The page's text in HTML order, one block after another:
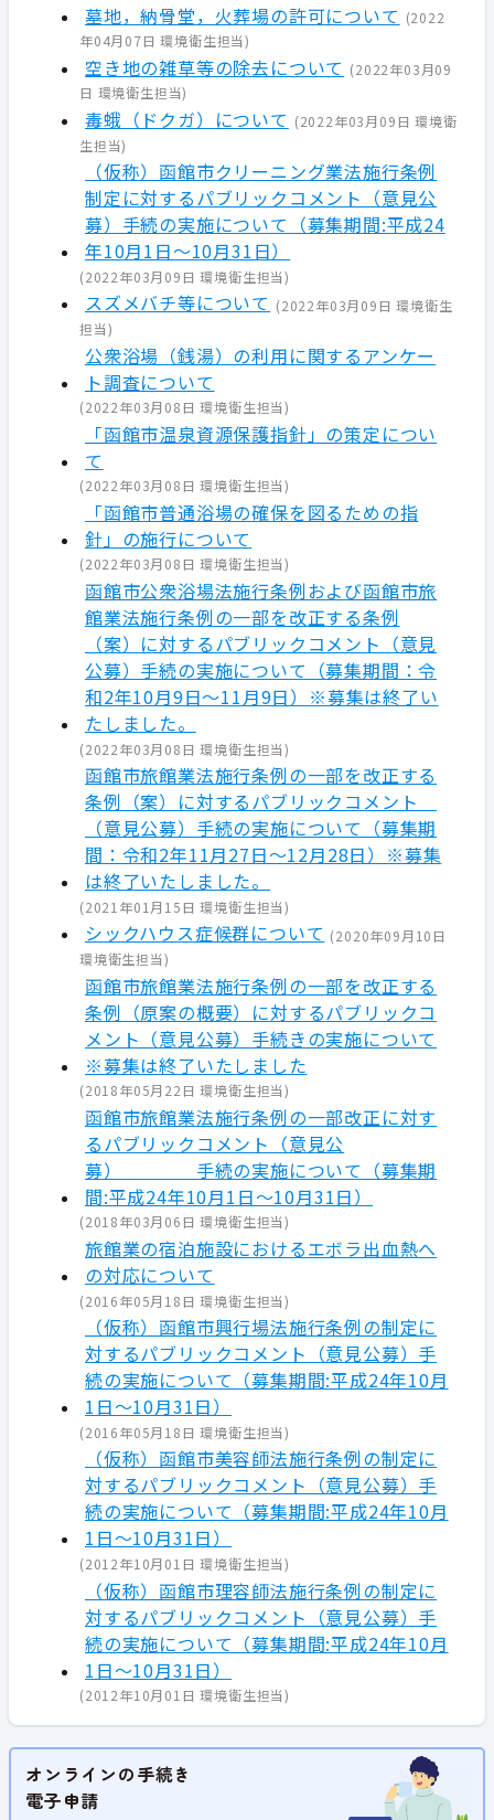
墓地，納骨堂，火葬場の許可について (2022
年04月07日 環境衛生担当)
空き地の雑草等の除去について (2022年03月09
日 環境衛生担当)
毒蛾（ドクガ）について (2022年03月09日 環境衛
生担当)
（仮称）函館市クリーニング業法施行条例
制定に対するパブリックコメント（意見公
募）手続の実施について（募集期間:平成24
年10月1日～10月31日）
(2022年03月09日 環境衛生担当)
スズメバチ等について (2022年03月09日 環境衛生
担当)
公衆浴場（銭湯）の利用に関するアンケー
ト調査について
(2022年03月08日 環境衛生担当)
「函館市温泉資源保護指針」の策定につい
て
(2022年03月08日 環境衛生担当)
「函館市普通浴場の確保を図るための指
針」の施行について
(2022年03月08日 環境衛生担当)
函館市公衆浴場法施行条例および函館市旅
館業法施行条例の一部を改正する条例
（案）に対するパブリックコメント（意見
公募）手続の実施について（募集期間：令
和2年10月9日～11月9日）※募集は終了い
たしました。
(2022年03月08日 環境衛生担当)
函館市旅館業法施行条例の一部を改正する
条例（案）に対するパブリックコメント
（意見公募）手続の実施について（募集期
間：令和2年11月27日～12月28日）※募集
は終了いたしました。
(2021年01月15日 環境衛生担当)
シックハウス症候群について (2020年09月10日
環境衛生担当)
函館市旅館業法施行条例の一部を改正する
条例（原案の概要）に対するパブリックコ
メント（意見公募）手続きの実施について
※募集は終了いたしました
(2018年05月22日 環境衛生担当)
函館市旅館業法施行条例の一部改正に対す
るパブリックコメント（意見公
募） 手続の実施について（募集期
間:平成24年10月1日～10月31日）
(2018年03月06日 環境衛生担当)
旅館業の宿泊施設におけるエボラ出血熱へ
の対応について
(2016年05月18日 環境衛生担当)
（仮称）函館市興行場法施行条例の制定に
対するパブリックコメント（意見公募）手
続の実施について（募集期間:平成24年10月
1日～10月31日）
(2016年05月18日 環境衛生担当)
（仮称）函館市美容師法施行条例の制定に
対するパブリックコメント（意見公募）手
続の実施について（募集期間:平成24年10月
1日～10月31日）
(2012年10月01日 環境衛生担当)
（仮称）函館市理容師法施行条例の制定に
対するパブリックコメント（意見公募）手
続の実施について（募集期間:平成24年10月
1日～10月31日）
(2012年10月01日 環境衛生担当)
オンラインの手続き
電子申請